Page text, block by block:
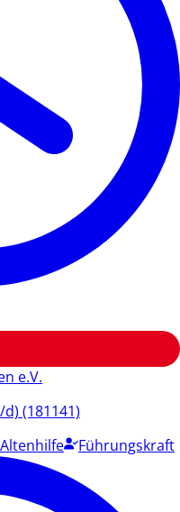
e.V.
(181141)
Führungskraft